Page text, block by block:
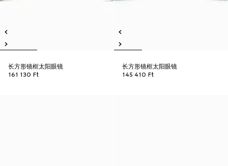
长方形镜框太阳眼镜
161 130 Ft
长方形镜框太阳眼镜
145 410 Ft